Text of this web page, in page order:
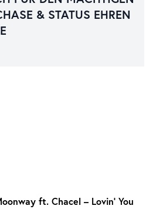
& STATUS EHREN
ft. Chacel – Lovin‘ You